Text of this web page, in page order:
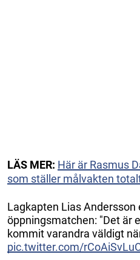
LÄS MER: Här är Rasmus
som ställer målvakten
Lagkapten Lias Andersson
öppningsmatchen: "Det är
kommit varandra väldigt
pic.twitter.com/